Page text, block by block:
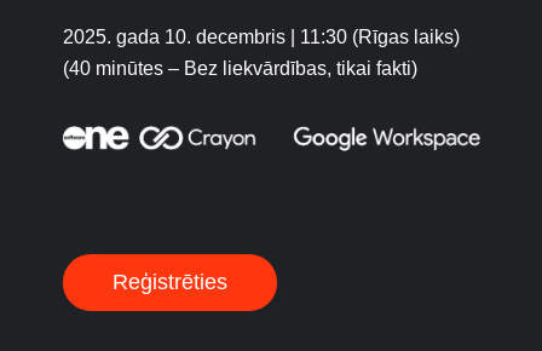
2025. gada 10. decembris | 11:30 (Rīgas laiks)
(40 minūtes – Bez liekvārdības, tikai fakti)
Reģistrēties